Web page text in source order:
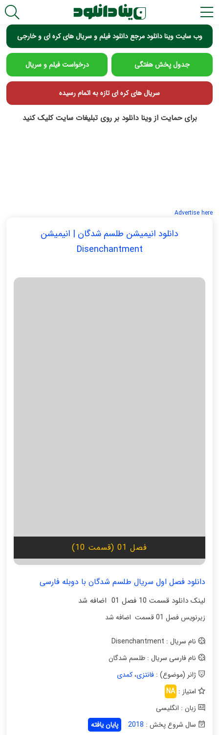
وب سایت وینا دانلود مرجع دانلود فیلم و سریال های کره ای و خارجی
جدول پخش هفتگی درخواست فیلم و سریال
سریال های کره ای تازه به اتمام رسیده
برای حمایت از وینا دانلود بر روی تبلیغات سایت کلیک کنید
Advertise here
دانلود انیمیشن طلسم شدگان | انیمیشن
Disenchantment
فصل 01 (قسمت 10)
دانلود فصل اول سریال طلسم شدگان با دوبله فارسی
لینک دانلود قسمت 10 فصل 01 اضافه شد
زیرنویس فصل 01 قسمت اضافه شد
نام سریال : Disenchantment
نام فارسی سریال : طلسم شدگان
ژانر (موضوع) :فانتزی،کمدی
امتیاز : NA
زبان : انگلیسی
سال شروع پخش : 2018
پایان یافته